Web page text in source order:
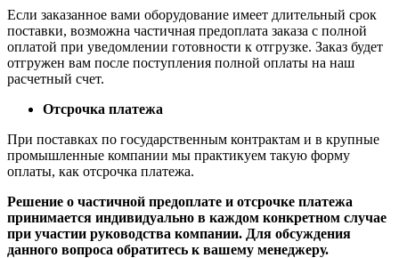
Если заказанное вами оборудование имеет длительный срок
поставки, возможна частичная предоплата заказа с полной
оплатой при уведомлении готовности к отгрузке. Заказ будет
отгружен вам после поступления полной оплаты на наш
расчетный счет.
Отсрочка платежа
При поставках по государственным контрактам и в крупные
промышленные компании мы практикуем такую форму
оплаты, как отсрочка платежа.
Решение о частичной предоплате и отсрочке платежа
принимается индивидуально в каждом конкретном случае
при участии руководства компании. Для обсуждения
данного вопроса обратитесь к вашему менеджеру.